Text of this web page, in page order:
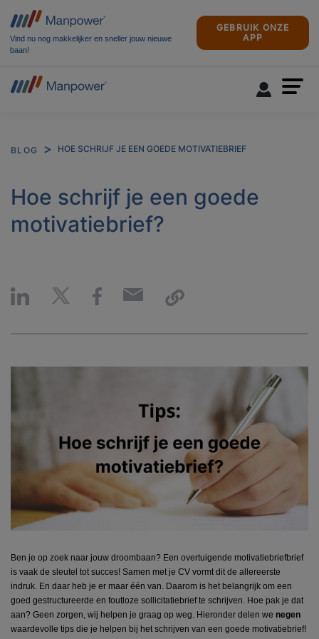
Vind nu nog makkelijker en sneller jouw nieuwe
baan!
GEBRUIK ONZE
APP
BLOG HOE SCHRIJF JE EEN GOEDE MOTIVATIEBRIEF
Hoe schrijf je een goede
motivatiebrief?
Ben je op zoek naar jouw droombaan? Een overtuigende motivatiebriefbrief
is vaak de sleutel tot succes! Samen met je CV vormt dit de allereerste
indruk. En daar heb je er maar één van. Daarom is het belangrijk om een
goed gestructureerde en foutloze sollicitatie brief te schrijven. Hoe pak je dat
aan? Geen zorgen, wij helpen je graag op weg. Hieronder delen we negen
waardevolle tips die je helpen bij het schrijven van een goede motivatiebrief!